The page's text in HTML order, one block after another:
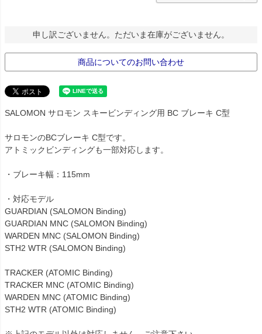
申し訳ございません。ただいま在庫がございません。
商品についてのお問い合わせ
SALOMON サロモン スキービンディング用 BC ブレーキ C型
サロモンのBCブレーキ C型です。
アトミックビンディングも一部対応します。
・ブレーキ幅：115mm
・対応モデル
GUARDIAN (SALOMON Binding)
GUARDIAN MNC (SALOMON Binding)
WARDEN MNC (SALOMON Binding)
STH2 WTR (SALOMON Binding)
TRACKER (ATOMIC Binding)
TRACKER MNC (ATOMIC Binding)
WARDEN MNC (ATOMIC Binding)
STH2 WTR (ATOMIC Binding)